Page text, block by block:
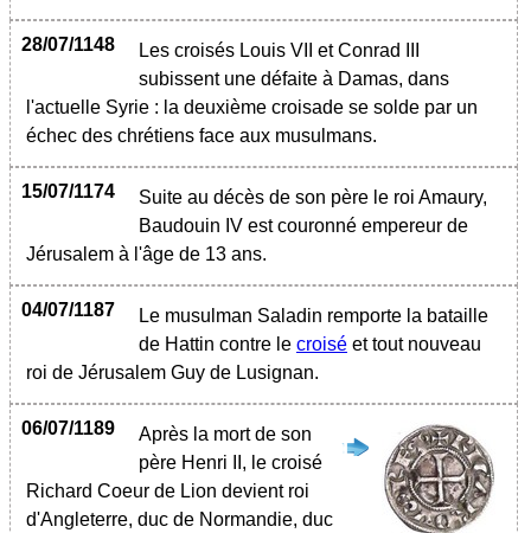
28/07/1148
Les croisés Louis VII et Conrad III
subissent une défaite à Damas, dans
l'actuelle Syrie : la deuxième croisade se solde par un
échec des chrétiens face aux musulmans.
15/07/1174
Suite au décès de son père le roi Amaury,
Baudouin IV est couronné empereur de
Jérusalem à l'âge de 13 ans.
04/07/1187
Le musulman Saladin remporte la bataille
de Hattin contre le croisé et tout nouveau
roi de Jérusalem Guy de Lusignan.
06/07/1189
Après la mort de son
père Henri II, le croisé
Richard Coeur de Lion devient roi
d'Angleterre, duc de Normandie, duc